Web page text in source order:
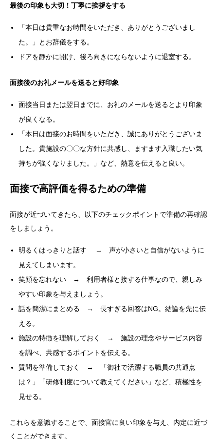
最後の印象も大切！丁寧に挨拶をする
「本日は貴重なお時間をいただき、ありがとうございまし
た。」とお辞儀をする。
ドアを静かに開け、後ろ向きにならないように退室する。
面接後のお礼メールを送ると好印象
面接当日または翌日までに、お礼のメールを送るとより印象
が良くなる。
「本日は面接のお時間をいただき、誠にありがとうございま
した。貴施設の〇〇な方針に共感し、ますます入職したい気
持ちが強くなりました。」など、熱意を伝えると良い。
面接で高評価を得るための準備
面接が近づいてきたら、以下のチェックポイントで準備の再確認
をしましょう。
明るくはっきりと話す → 声が小さいと自信がないように
見えてしまいます。
笑顔を忘れない → 利用者様と接する仕事なので、親しみ
やすい印象を与えましょう。
話を簡潔にまとめる → 長すぎる回答はNG。結論を先に伝
える。
施設の特徴を理解しておく → 施設の理念やサービス内容
を調べ、共感するポイントを伝える。
質問を準備しておく → 「御社で活躍する職員の共通点
は？」「研修制度について教えてください」など、積極性を
見せる。
これらを意識することで、面接官に良い印象を与え、内定に近づ
くことができます。